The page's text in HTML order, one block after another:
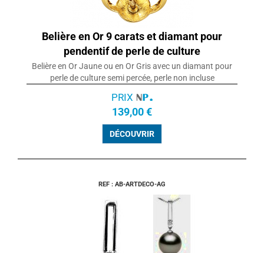
Belière en Or 9 carats et diamant pour
pendentif de perle de culture
Belière en Or Jaune ou en Or Gris avec un diamant pour
perle de culture semi percée, perle non incluse
PRIX
139,00 €
DÉCOUVRIR
REF : AB-ARTDECO-AG